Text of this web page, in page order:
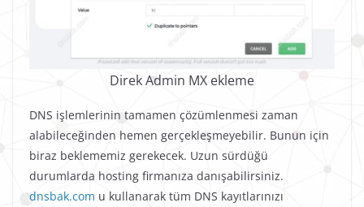
Direk Admin MX ekleme
DNS işlemlerinin tamamen çözümlenmesi zaman
alabileceğinden hemen gerçekleşmeyebilir. Bunun için
biraz beklememiz gerekecek. Uzun sürdüğü
durumlarda hosting firmanıza danışabilirsiniz.
dnsbak.com u kullanarak tüm DNS kayıtlarınızı